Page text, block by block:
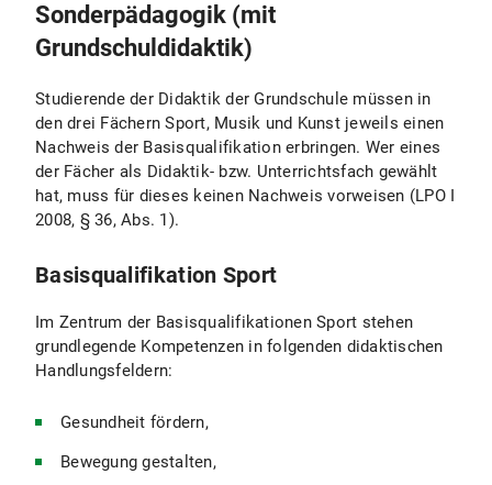
Sonderpädagogik (mit
Grundschuldidaktik)
Studierende der Didaktik der Grundschule müssen in
den drei Fächern Sport, Musik und Kunst jeweils einen
Nachweis der Basisqualifikation erbringen. Wer eines
der Fächer als Didaktik- bzw. Unterrichtsfach gewählt
hat, muss für dieses keinen Nachweis vorweisen (LPO I
2008, § 36, Abs. 1).
Basisqualifikation Sport
Im Zentrum der Basisqualifikationen Sport stehen
grundlegende Kompetenzen in folgenden didaktischen
Handlungsfeldern:
Gesundheit fördern,
Bewegung gestalten,